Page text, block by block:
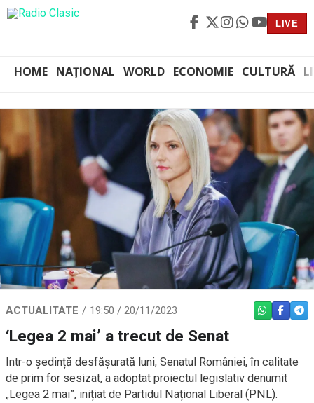
LIVE
HOME NAȚIONAL WORLD ECONOMIE CULTURĂ
ACTUALITATE 19:50 / 20/11/2023 WHATSAPP
‘Legea 2 mai’ a trecut de Senat
Intr-o ședință desfășurată luni, Senatul României, în calitate
de prim for sesizat, a adoptat proiectul legislativ denumit
„Legea 2 mai”, inițiat de Partidul Național Liberal (PNL).